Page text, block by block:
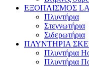
ΕΞΟΠΛΙΣΜΟΣ
Πλυντήρια
Στεγνωτήρια
Σιδερωτήρια
ΠΛΥΝΤΗΡΙΑ
Πλυντήρια
Πλυντήρια